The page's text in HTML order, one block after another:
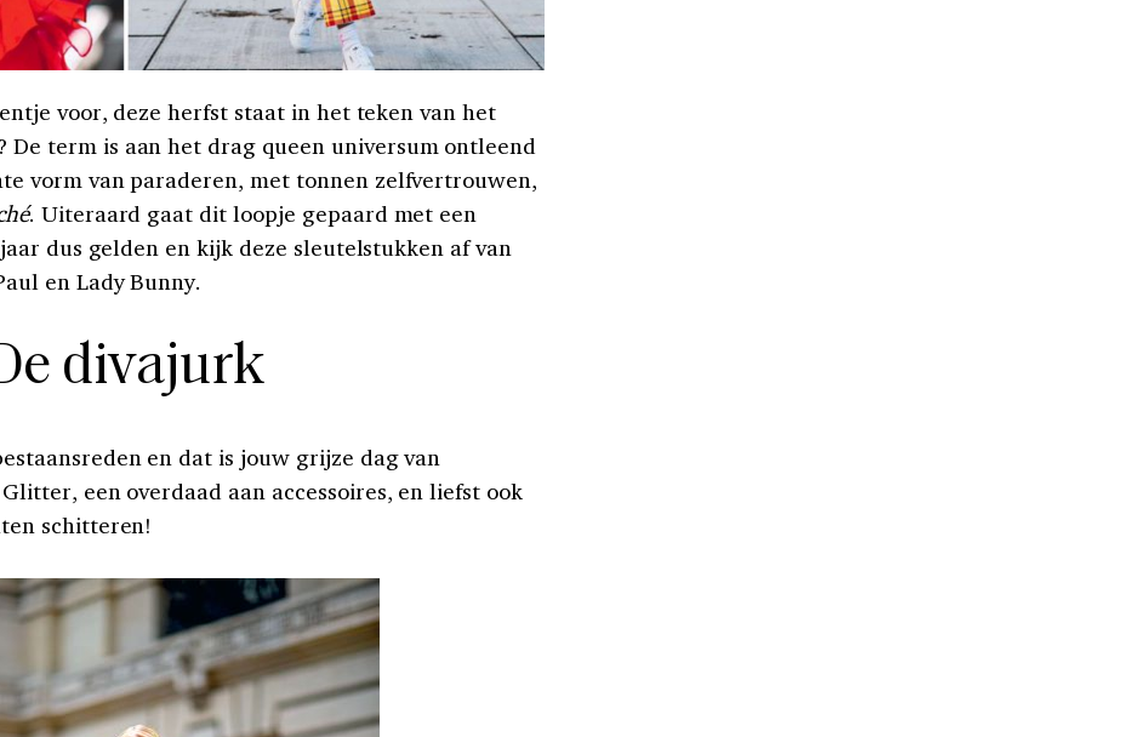
voor, deze herfst staat in het teken van het
De term is aan het drag queen universum ontleend
vorm van paraderen, met tonnen zelfvertrouwen,
. Uiteraard gaat dit loopje gepaard met een
dus gelden en kijk deze sleutelstukken af van
en Lady Bunny.
divajurk
en dat is jouw grijze dag van
een overdaad aan accessoires, en liefst ook
schitteren!